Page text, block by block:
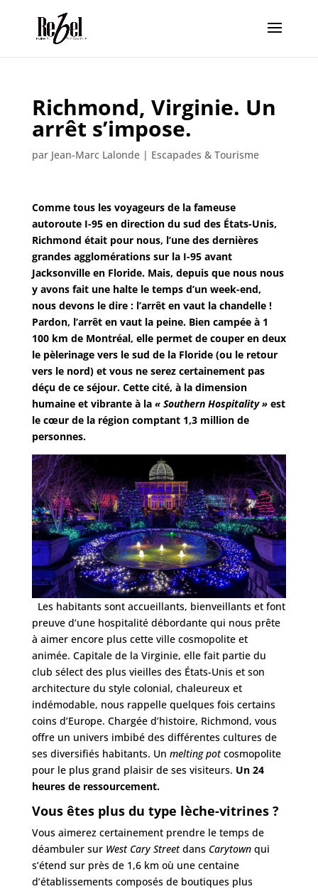
Richmond, Virginie. Un
arrêt s’impose.
par Jean-Marc Lalonde| Escapades & Tourisme
Comme tous les voyageurs de la fameuse
autoroute I-95 en direction du sud des États-Unis,
Richmond était pour nous, l’une des dernières
grandes agglomérations sur la I-95 avant
Jacksonville en Floride. Mais, depuis que nous nous
y avons fait une halte le temps d’un week-end,
nous devons le dire : l’arrêt en vaut la chandelle !
Pardon, l’arrêt en vaut la peine. Bien campée à 1
100 km de Montréal, elle permet de couper en deux
le pèlerinage vers le sud de la Floride (ou le retour
vers le nord) et vous ne serez certainement pas
déçu de ce séjour. Cette cité, à la dimension
humaine et vibrante à la « Southern Hospitality »est
le cœur de la région comptant 1,3 million de
personnes.
Les habitants sont accueillants, bienveillants et font
preuve d’une hospitalité débordante qui nous prête
à aimer encore plus cette ville cosmopolite et
animée. Capitale de la Virginie, elle fait partie du
club sélect des plus vieilles des États-Unis et son
architecture du style colonial, chaleureux et
indémodable, nous rappelle quelques fois certains
coins d’Europe. Chargée d’histoire, Richmond, vous
offre un univers imbibé des différentes cultures de
ses diversifiés habitants. Un melting potcosmopolite
pour le plus grand plaisir de ses visiteurs. Un 24
heures de ressourcement.
Vous êtes plus du type lèche-vitrines ?
Vous aimerez certainement prendre le temps de
déambuler sur West Cary Streetdans Carytown qui
s’étend sur près de 1,6 km où une centaine
d’établissements composés de boutiques plus